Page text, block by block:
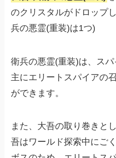
のクリスタルがドロップ
兵の悪霊(重装)は1つ)
衛兵の悪霊(重装)は、スパ
主にエリートスパイアの
ができます。
また、大吾の取り巻きと
吾はワールド探索中にご